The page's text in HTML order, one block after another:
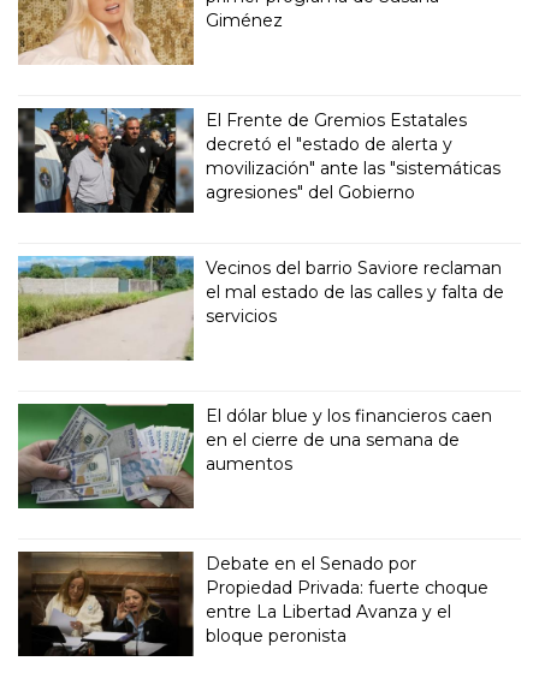
Giménez
El Frente de Gremios Estatales
decretó el "estado de alerta y
movilización" ante las "sistemáticas
agresiones" del Gobierno
Vecinos del barrio Saviore reclaman
el mal estado de las calles y falta de
servicios
El dólar blue y los financieros caen
en el cierre de una semana de
aumentos
Debate en el Senado por
Propiedad Privada: fuerte choque
entre La Libertad Avanza y el
bloque peronista